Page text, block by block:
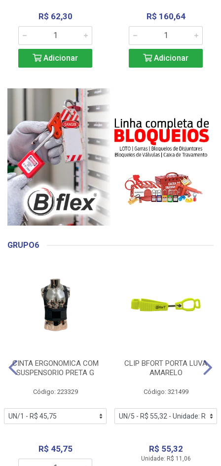
R$ 62,30
Adicionar
R$ 160,64
Adicionar
GRUPO6
CINTA ERGONOMICA COM
SUSPENSORIO PRETA G
Código: 223329
R$ 45,75
CLIP BFORT PORTA LUVA
AMARELO
Código: 321499
R$ 55,32
Unidade: R$ 11,06